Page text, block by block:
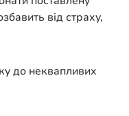
від страху,
до неквапливих